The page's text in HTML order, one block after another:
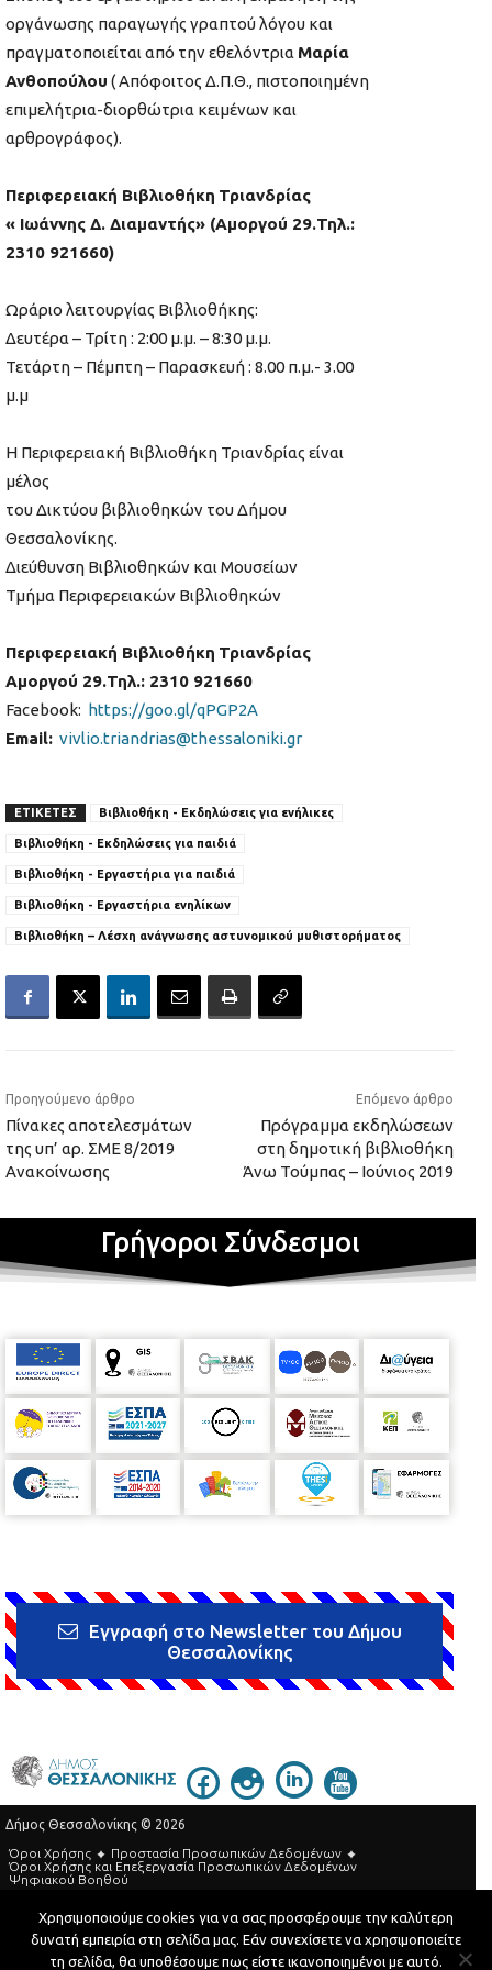
οργάνωσης παραγωγής γραπτού λόγου και
πραγματοποιείται από την εθελόντρια Μαρία
Ανθοπούλου ( Απόφοιτος Δ.Π.Θ., πιστοποιημένη
επιμελήτρια-διορθώτρια κειμένων και
αρθρογράφος).
Περιφερειακή Βιβλιοθήκη Τριανδρίας
« Ιωάννης Δ. Διαμαντής» (Αμοργού 29.Τηλ.:
2310 921660)
Ωράριο λειτουργίας Βιβλιοθήκης:
Δευτέρα – Τρίτη : 2:00 μ.μ. – 8:30 μ.μ.
Τετάρτη – Πέμπτη – Παρασκευή : 8.00 π.μ.- 3.00
μ.μ
Η Περιφερειακή Βιβλιοθήκη Τριανδρίας είναι
μέλος
του Δικτύου βιβλιοθηκών του Δήμου
Θεσσαλονίκης.
Διεύθυνση Βιβλιοθηκών και Μουσείων
Τμήμα Περιφερειακών Βιβλιοθηκών
Περιφερειακή Βιβλιοθήκη Τριανδρίας
Αμοργού 29.Τηλ.: 2310 921660
Facebook: https://goo.gl/qPGP2A
Email: vivlio.triandrias@thessaloniki.gr
ΕΤΙΚΕΤΕΣ Βιβλιοθήκη - Εκδηλώσεις για ενήλικες
Βιβλιοθήκη - Εκδηλώσεις για παιδιά
Βιβλιοθήκη - Εργαστήρια για παιδιά
Βιβλιοθήκη - Εργαστήρια ενηλίκων
Βιβλιοθήκη – Λέσχη ανάγνωσης αστυνομικού μυθιστορήματος
Προηγούμενο άρθρο
Πίνακες αποτελεσμάτων
της υπ’ αρ. ΣΜΕ 8/2019
Ανακοίνωσης
Επόμενο άρθρο
Πρόγραμμα εκδηλώσεων
στη δημοτική βιβλιοθήκη
Άνω Τούμπας – Ιούνιος 2019
Γρήγοροι Σύνδεσμοι
Εγγραφή στο Newsletter του Δήμου
Θεσσαλονίκης
Δήμος Θεσσαλονίκης © 2026
Όροι Χρήσης
Προστασία Προσωπικών Δεδομένων
Όροι Xρήσης και Eπεξεργασία Προσωπικών Δεδομένων
Ψηφιακού Βοηθού
Τηλεφωνικός Κατάλογος
Developed by MyCompany Projects
Χρησιμοποιούμε cookies για να σας προσφέρουμε την καλύτερη
δυνατή εμπειρία στη σελίδα μας. Εάν συνεχίσετε να χρησιμοποιείτε
τη σελίδα, θα υποθέσουμε πως είστε ικανοποιημένοι με αυτό.